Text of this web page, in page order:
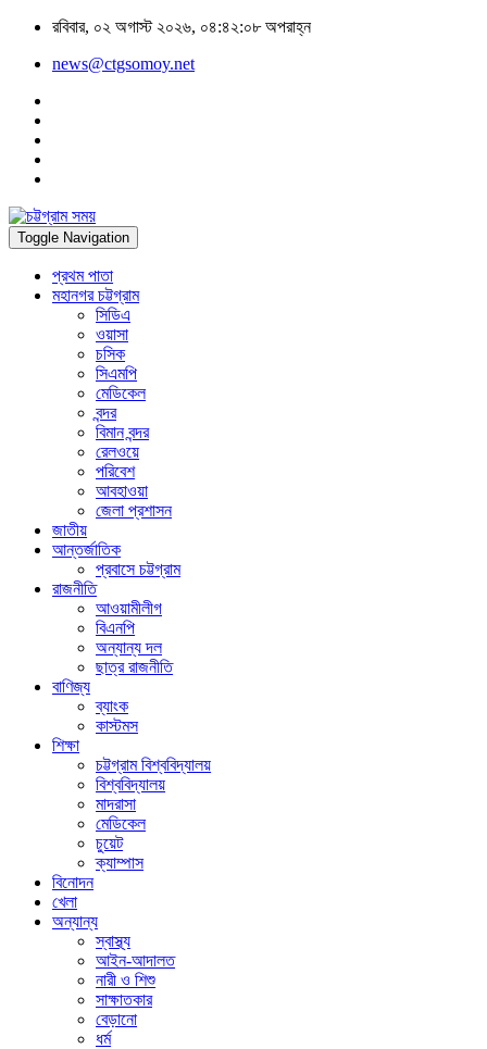
রবিবার, ০২ অগাস্ট ২০২৬, ০৪:৪২:০৮ অপরাহ্ন
news@ctgsomoy.net
Toggle Navigation
প্রথম পাতা
মহানগর চট্টগ্রাম
সিডিএ
ওয়াসা
চসিক
সিএমপি
মেডিকেল
বন্দর
বিমান বন্দর
রেলওয়ে
পরিবেশ
আবহাওয়া
জেলা প্রশাসন
জাতীয়
আন্তর্জাতিক
প্রবাসে চট্টগ্রাম
রাজনীতি
আওয়ামীলীগ
বিএনপি
অন্যান্য দল
ছাত্র রাজনীতি
বাণিজ্য
ব্যাংক
কাস্টমস
শিক্ষা
চট্টগ্রাম বিশ্ববিদ্যালয়
বিশ্ববিদ্যালয়
মাদরাসা
মেডিকেল
চুয়েট
ক্যাম্পাস
বিনোদন
খেলা
অন্যান্য
স্বাস্থ্য
আইন-আদালত
নারী ও শিশু
সাক্ষাতকার
বেড়ানো
ধর্ম